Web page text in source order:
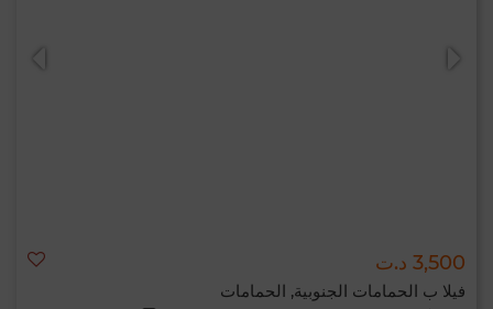
3,500 د.ت
فيلا ب الحمامات الجنوبية, الحمامات